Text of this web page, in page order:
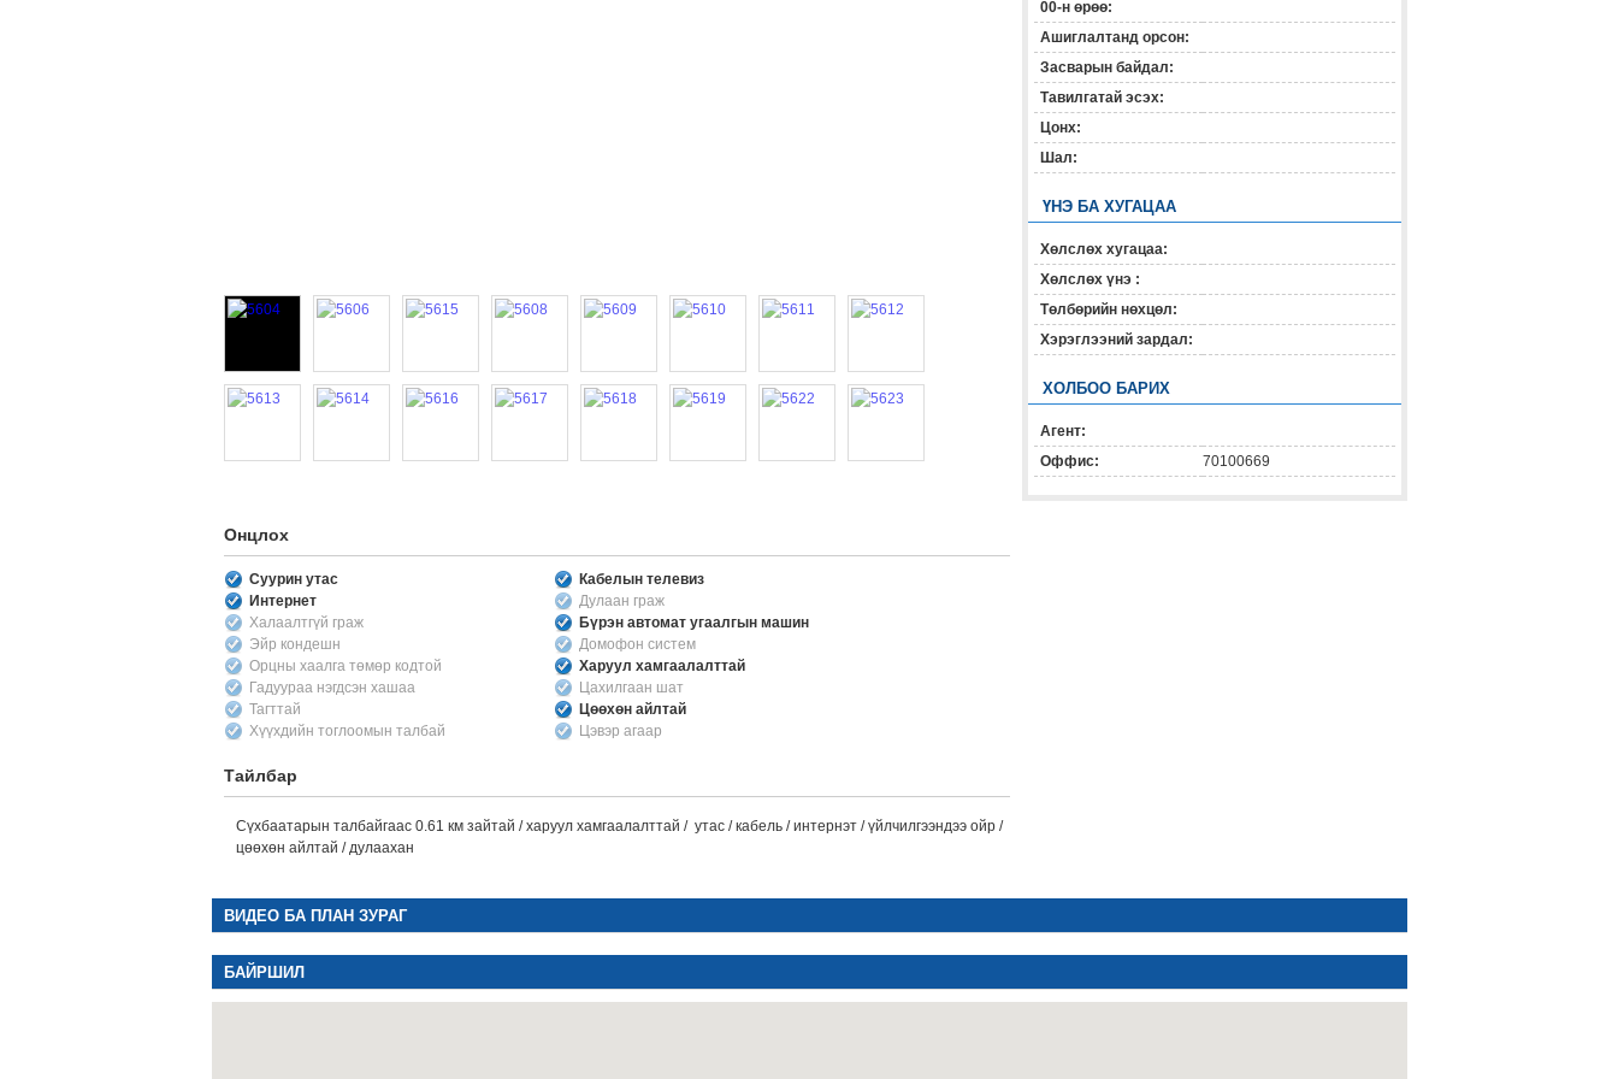
Онцлох
Суурин утас
Кабелын телевиз
Интернет
Дулаан граж
Халаалтгүй граж
Бүрэн автомат угаалгын машин
Эйр кондешн
Домофон систем
Орцны хаалга төмөр кодтой
Харуул хамгаалалттай
Гадуураа нэгдсэн хашаа
Цахилгаан шат
Тагттай
Цөөхөн айлтай
Хүүхдийн тоглоомын талбай
Цэвэр агаар
Тайлбар
Сүхбаатарын талбайгаас 0.61 км зайтай / харуул хамгаалалттай / утас / кабель / интернэт / үйлчилгээндээ ойр /
цөөхөн айлтай / дулаахан
00-н өрөө:
Ашиглалтанд орсон:
Засварын байдал:
Тавилгатай эсэх:
Цонх:
Шал:
ҮНЭ БА ХУГАЦАА
Хөлслөх хугацаа:
Хөлслөх үнэ :
Төлбөрийн нөхцөл:
Хэрэглээний зардал:
ХОЛБОО БАРИХ
Агент:
Оффис:
70100669
ВИДЕО БА ПЛАН ЗУРАГ
БАЙРШИЛ